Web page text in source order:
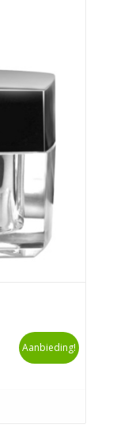
Aanbieding!